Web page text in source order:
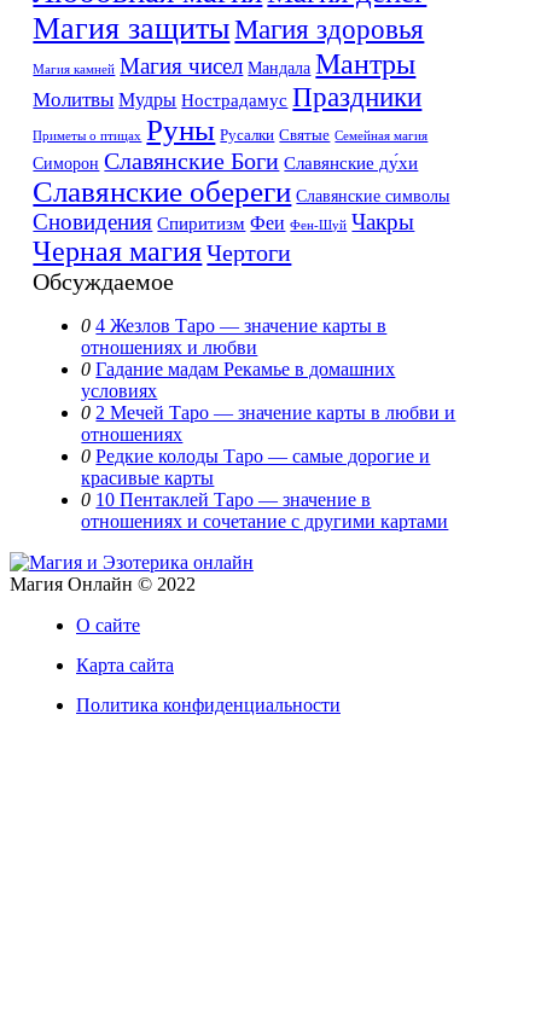
Магия защитыМагия здоровья
Магия камней Магия чисел Мандала Мантры
Молитвы Мудры Нострадамус Праздники
Приметы о птицах Руны Русалки Святые Семейная магия
Симорон Славянские Боги Славянские ду́хи
Славянские обереги Славянские символы
Сновидения Спиритизм Феи Фен-Шуй Чакры
Черная магияЧертоги
Обсуждаемое
0 4 Жезлов Таро — значение карты в
отношениях и любви
0 Гадание мадам Рекамье в домашних
условиях
0 2 Мечей Таро — значение карты в любви и
отношениях
0 Редкие колоды Таро — самые дорогие и
красивые карты
0 10 Пентаклей Таро — значение в
отношениях и сочетание с другими картами
Магия Онлайн © 2022
О сайте
Карта сайта
Политика конфиденциальности